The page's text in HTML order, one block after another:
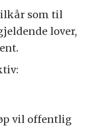
som til
lover,
vil offentlig